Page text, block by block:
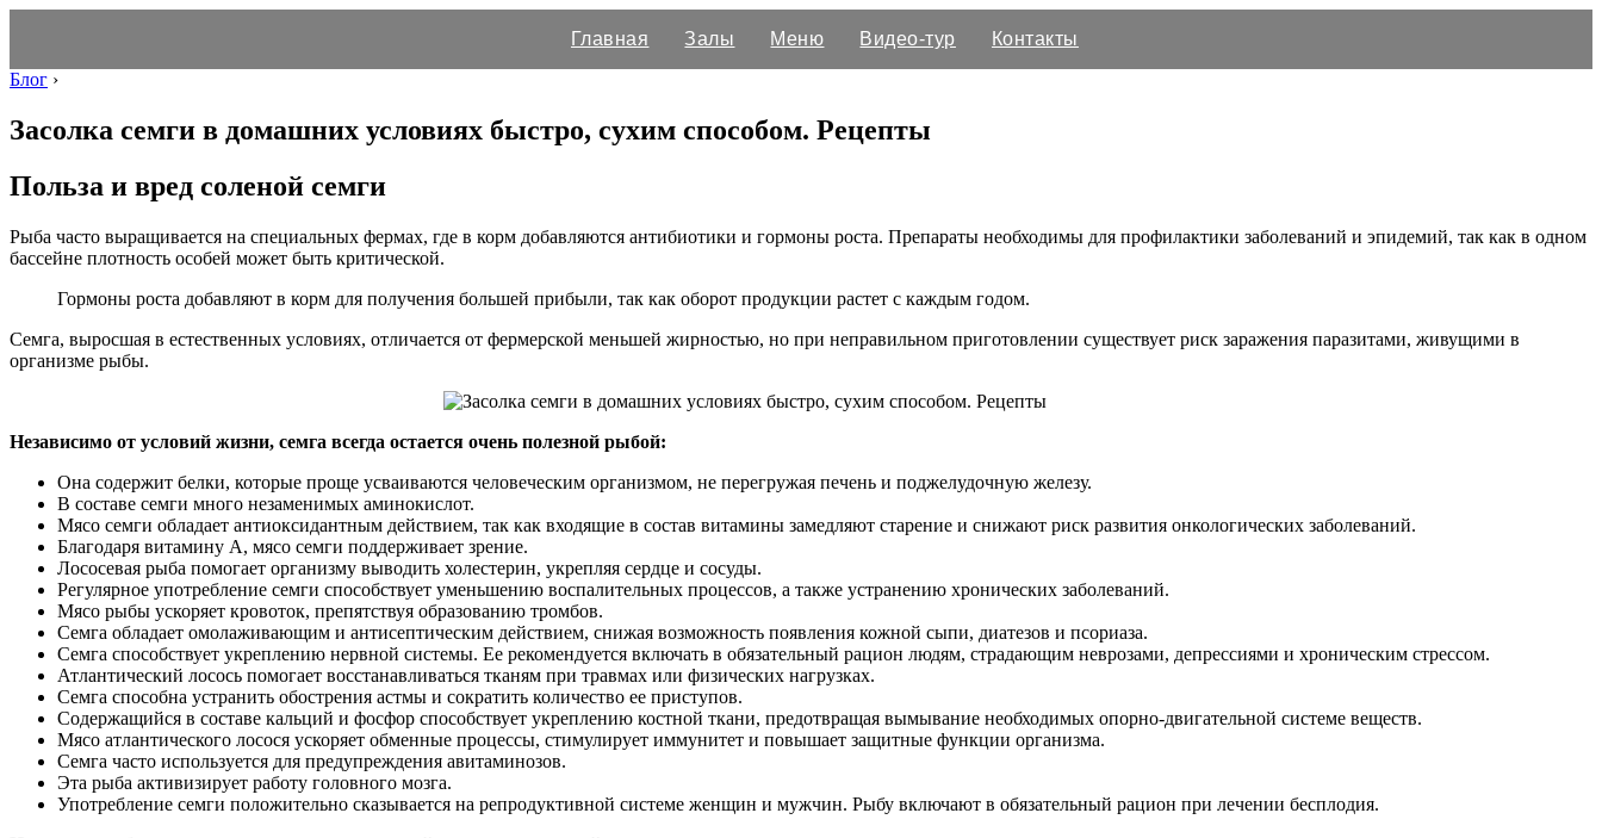
Главная Залы Меню Видео-тур
Контакты
Блог ›
Засолка семги в домашних условиях быстро, сухим способом. Рецепты
Польза и вред соленой семги
Рыба часто выращивается на специальных фермах, где в корм добавляются антибиотики и гормоны роста. Препараты необходимы для профилактики заболеваний и эпидемий, так как в одном
бассейне плотность особей может быть критической.
Гормоны роста добавляют в корм для получения большей прибыли, так как оборот продукции растет с каждым годом.
Семга, выросшая в естественных условиях, отличается от фермерской меньшей жирностью, но при неправильном приготовлении существует риск заражения паразитами, живущими в
организме рыбы.
Независимо от условий жизни, семга всегда остается очень полезной рыбой:
Она содержит белки, которые проще усваиваются человеческим организмом, не перегружая печень и поджелудочную железу.
В составе семги много незаменимых аминокислот.
Мясо семги обладает антиоксидантным действием, так как входящие в состав витамины замедляют старение и снижают риск развития онкологических заболеваний.
Благодаря витамину А, мясо семги поддерживает зрение.
Лососевая рыба помогает организму выводить холестерин, укрепляя сердце и сосуды.
Регулярное употребление семги способствует уменьшению воспалительных процессов, а также устранению хронических заболеваний.
Мясо рыбы ускоряет кровоток, препятствуя образованию тромбов.
Семга обладает омолаживающим и антисептическим действием, снижая возможность появления кожной сыпи, диатезов и псориаза.
Семга способствует укреплению нервной системы. Ее рекомендуется включать в обязательный рацион людям, страдающим неврозами, депрессиями и хроническим стрессом.
Атлантический лосось помогает восстанавливаться тканям при травмах или физических нагрузках.
Семга способна устранить обострения астмы и сократить количество ее приступов.
Содержащийся в составе кальций и фосфор способствует укреплению костной ткани, предотвращая вымывание необходимых опорно-двигательной системе веществ.
Мясо атлантического лосося ускоряет обменные процессы, стимулирует иммунитет и повышает защитные функции организма.
Семга часто используется для предупреждения авитаминозов.
Эта рыба активизирует работу головного мозга.
Употребление семги положительно сказывается на репродуктивной системе женщин и мужчин. Рыбу включают в обязательный рацион при лечении бесплодия.